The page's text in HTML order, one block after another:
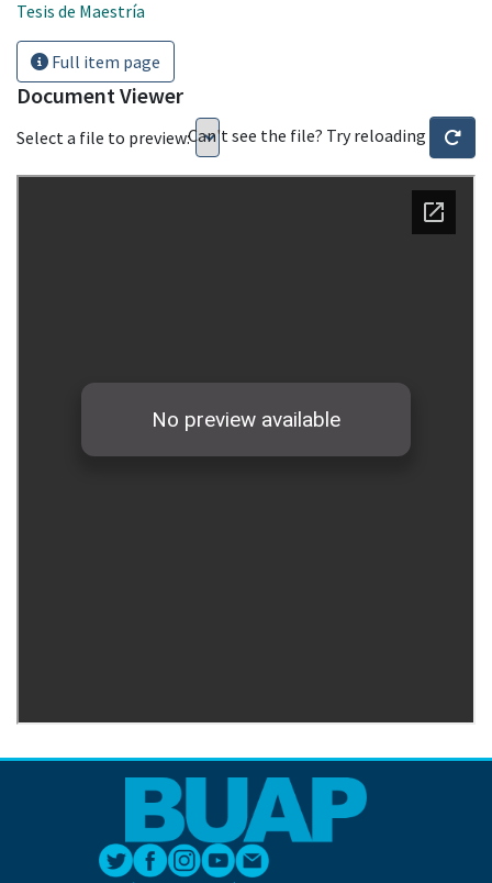
Tesis de Maestría
Full item page
Document Viewer
Select a file to preview:Can't see the file? Try reloading